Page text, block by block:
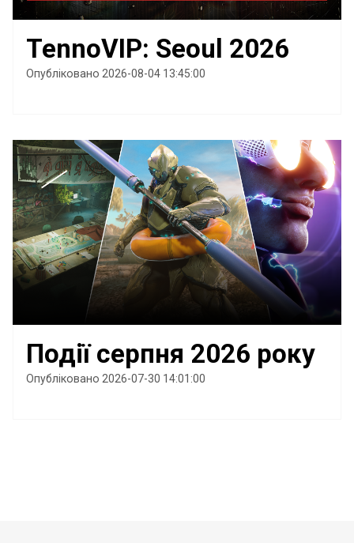
TennoVIP: Seoul 2026
Опубліковано 2026-08-04 13:45:00
Події серпня 2026 року
Опубліковано 2026-07-30 14:01:00